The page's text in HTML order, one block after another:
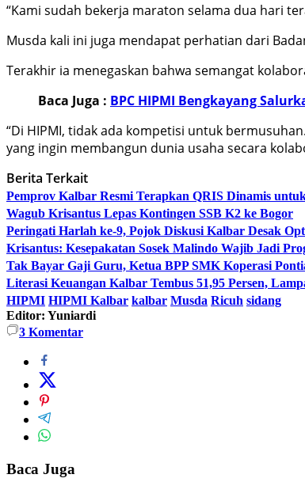
“Kami sudah bekerja maraton selama dua hari
Musda kali ini juga mendapat perhatian dari
Terakhir ia menegaskan bahwa semangat
Baca Juga : BPC HIPMI Bengkayang
“Di HIPMI, tidak ada kompetisi untuk
yang ingin membangun dunia usaha secara
Berita Terkait
Pemprov Kalbar Resmi Terapkan QRIS Dinamis
Wagub Krisantus Lepas Kontingen SSB K2 ke Bogor
Peringati Harlah ke-9, Pojok Diskusi Kalbar Desak
Krisantus: Kesepakatan Sosek Malindo Wajib Jadi
Tak Bayar Gaji Guru, Ketua BPP SMK Koperasi
Literasi Keuangan Kalbar Tembus 51,95 Persen,
HIPMI HIPMI Kalbar kalbar Musda Ricuh sidang
Editor: Yuniardi
3 Komentar
Baca Juga